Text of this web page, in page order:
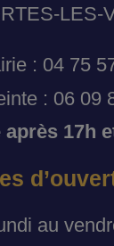
LES-
: 04 75
: 06 09
17h
au